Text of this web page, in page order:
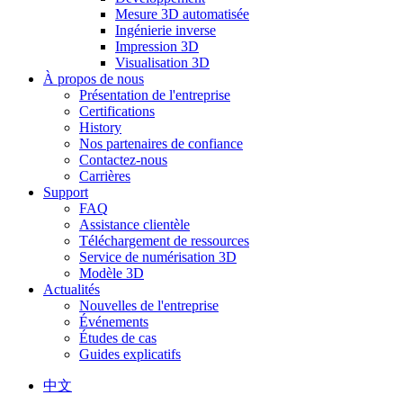
Mesure 3D automatisée
Ingénierie inverse
Impression 3D
Visualisation 3D
À propos de nous
Présentation de l'entreprise
Certifications
History
Nos partenaires de confiance
Contactez-nous
Carrières
Support
FAQ
Assistance clientèle
Téléchargement de ressources
Service de numérisation 3D
Modèle 3D
Actualités
Nouvelles de l'entreprise
Événements
Études de cas
Guides explicatifs
中文